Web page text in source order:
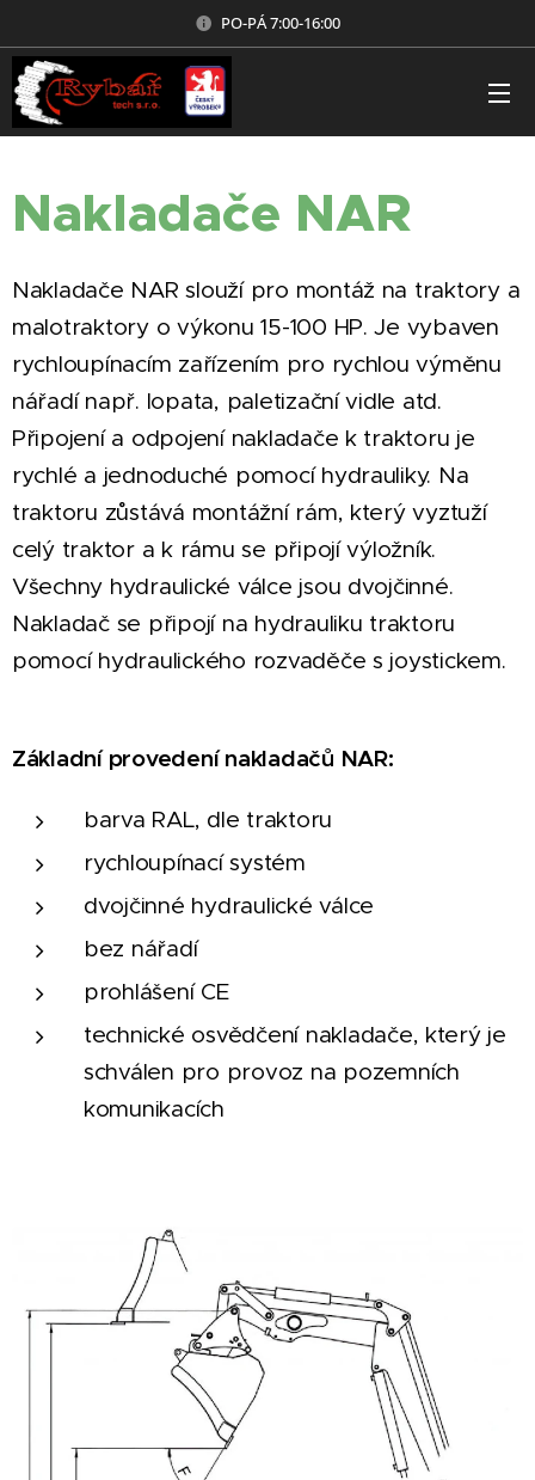
PO-PÁ 7:00-16:00
Nakladače NAR
Nakladače NAR slouží pro montáž na traktory a
malotraktory o výkonu 15-100 HP. Je vybaven
rychloupínacím zařízením pro rychlou výměnu
nářadí např. lopata, paletizační vidle atd.
Připojení a odpojení nakladače k traktoru je
rychlé a jednoduché pomocí hydrauliky. Na
traktoru zůstává montážní rám, který vyztuží
celý traktor a k rámu se připojí výložník.
Všechny hydraulické válce jsou dvojčinné.
Nakladač se připojí na hydrauliku traktoru
pomocí hydraulického rozvaděče s joystickem.
Základní provedení nakladačů NAR:
barva RAL, dle traktoru
rychloupínací systém
dvojčinné hydraulické válce
bez nářadí
prohlášení CE
technické osvědčení nakladače, který je
schválen pro provoz na pozemních
komunikacích